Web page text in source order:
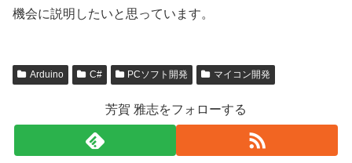
機会に説明したいと思っています。
Arduino C# PCソフト開発 マイコン開発
芳賀 雅志をフォローする